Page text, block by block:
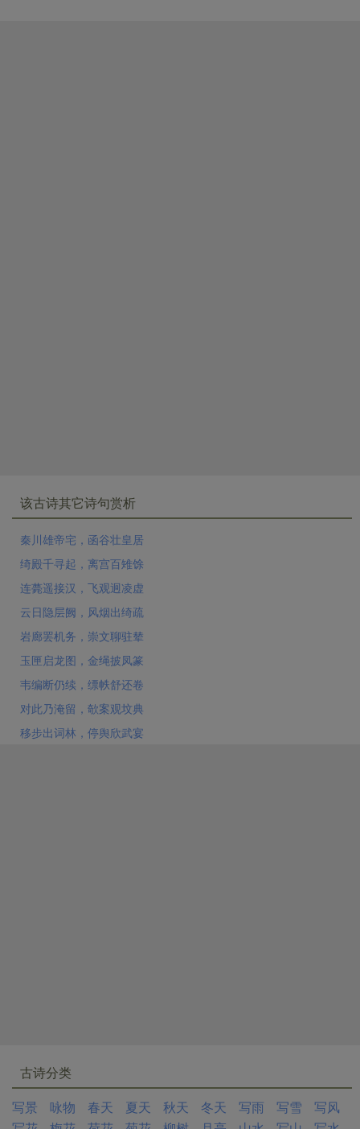
该古诗其它诗句赏析
秦川雄帝宅，函谷壮皇居
绮殿千寻起，离宫百雉馀
连薨遥接汉，飞观迥凌虚
云日隐层阙，风烟出绮疏
岩廊罢机务，崇文聊驻辇
玉匣启龙图，金绳披凤篆
韦编断仍续，缥帙舒还卷
对此乃淹留，欹案观坟典
移步出词林，停舆欣武宴
古诗分类
写景
咏物 春天 夏天 秋天 冬天 写雨 写雪
写风